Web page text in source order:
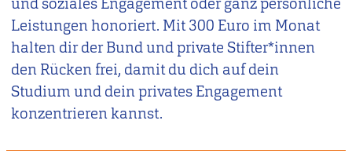
Leistungen honoriert. Mit 300 Euro im Monat
halten dir der Bund und private Stifter*innen
den Rücken frei, damit du dich auf dein
Studium und dein privates Engagement
konzentrieren kannst.